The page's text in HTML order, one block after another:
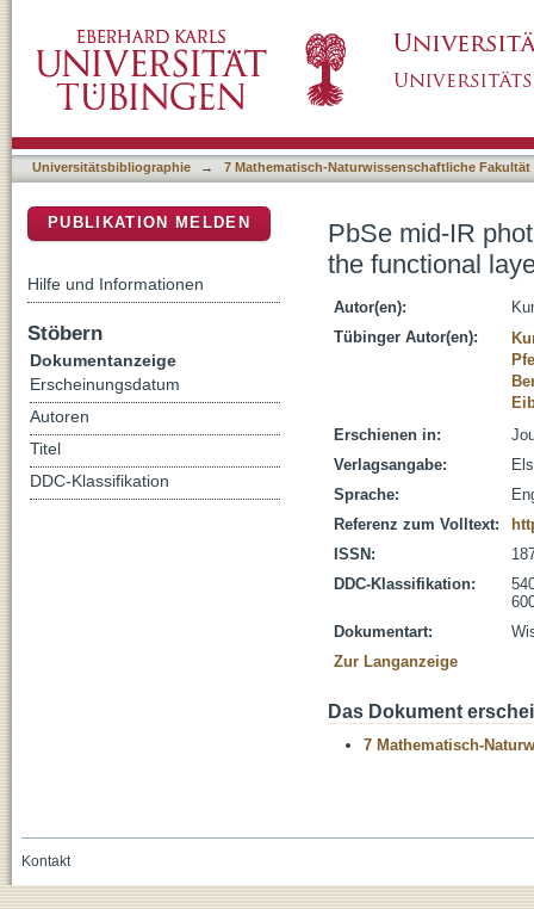
Universitätsbibliographie → 7 Mathematisch-Naturwissenschaftliche Fakultät
PbSe mid-IR
the functional
Autor(en):
Tübinger Autor(en):
Erschienen in:
Verlagsangabe:
Sprache:
Referenz zum Volltext:
ISSN:
DDC-Klassifikation:
Dokumentart:
Zur Langanzeige
Das Dokument
7 Mathematisch-
PUBLIKATION MELDEN
Hilfe und Informationen
Stöbern
Dokumentanzeige
Erscheinungsdatum
Autoren
Titel
DDC-Klassifikation
Kontakt